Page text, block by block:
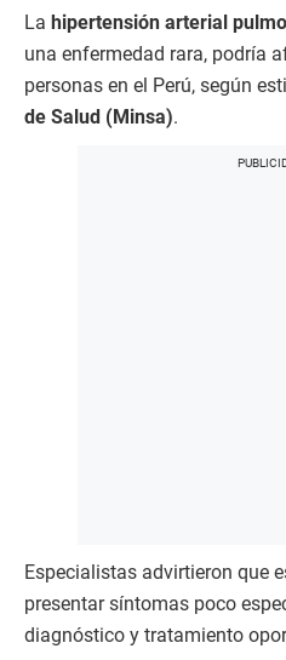
La hipertensión arterial
una enfermedad rara, podría
personas en el Perú, según
de Salud (Minsa).
Especialistas advirtieron que
presentar síntomas poco
diagnóstico y tratamiento